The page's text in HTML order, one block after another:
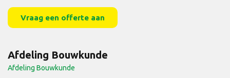
Vraag een offerte aan
Afdeling Bouwkunde
Afdeling Bouwkunde